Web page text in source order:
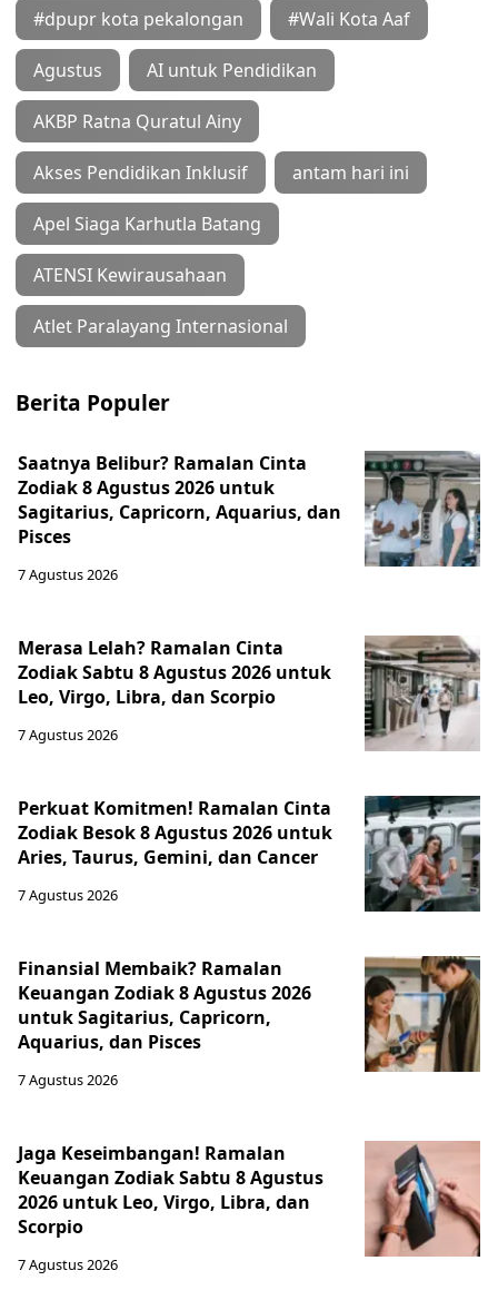
#dpupr kota pekalongan #Wali Kota Aaf
Agustus AI untuk Pendidikan
AKBP Ratna Quratul Ainy
Akses Pendidikan Inklusif antam hari ini
Apel Siaga Karhutla Batang
ATENSI Kewirausahaan
Atlet Paralayang Internasional
Berita Populer
Saatnya Belibur? Ramalan Cinta
Zodiak 8 Agustus 2026 untuk
Sagitarius, Capricorn, Aquarius, dan
Pisces
7 Agustus 2026
Merasa Lelah? Ramalan Cinta
Zodiak Sabtu 8 Agustus 2026 untuk
Leo, Virgo, Libra, dan Scorpio
7 Agustus 2026
Perkuat Komitmen! Ramalan Cinta
Zodiak Besok 8 Agustus 2026 untuk
Aries, Taurus, Gemini, dan Cancer
7 Agustus 2026
Finansial Membaik? Ramalan
Keuangan Zodiak 8 Agustus 2026
untuk Sagitarius, Capricorn,
Aquarius, dan Pisces
7 Agustus 2026
Jaga Keseimbangan! Ramalan
Keuangan Zodiak Sabtu 8 Agustus
2026 untuk Leo, Virgo, Libra, dan
Scorpio
7 Agustus 2026